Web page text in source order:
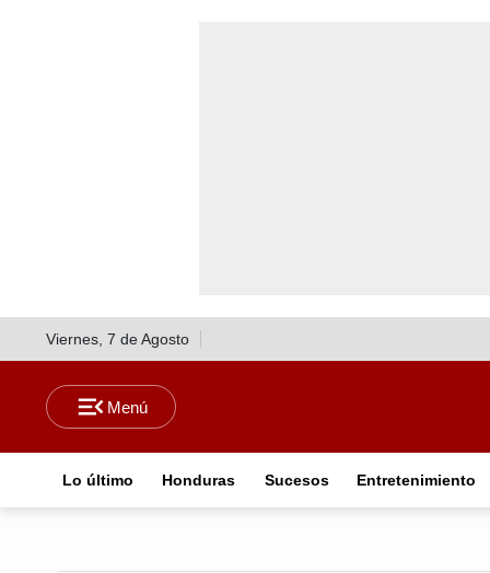
Viernes, 7 de Agosto
Lo último Honduras Sucesos Entretenimiento